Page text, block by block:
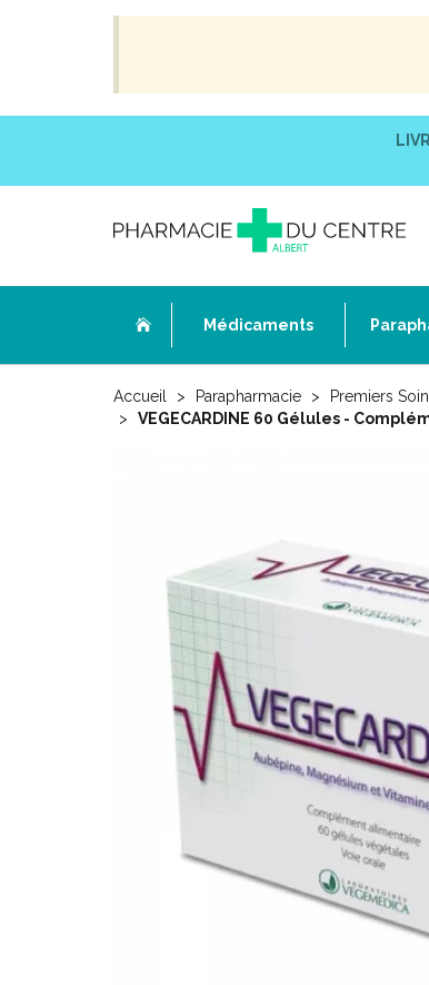
Médicaments
Accueil Parapharmacie Premiers
VEGECARDINE 60 Gélules -